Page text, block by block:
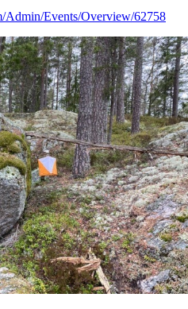
Events/Overview/62758